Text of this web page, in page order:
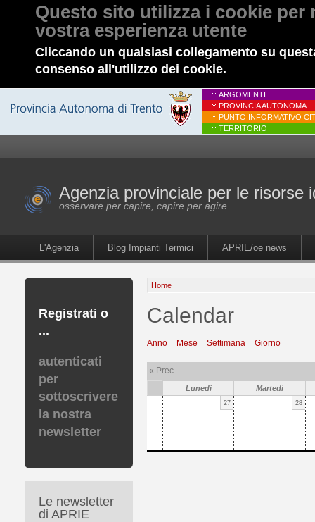
Questo sito utilizza i cookie per
vostra esperienza utente
Cliccando un qualsiasi collegamento su
consenso all'utilizzo dei cookie.
ARGOMENTI
PROVINCIA AUTONOMA
PUNTO INFORMATIVO
TERRITORIO
Agenzia provinciale per le risorse
osservare per capire, capire per agire
L'Agenzia Blog Impianti Termici APRIE/oe news
Registrati o
...
autenticati
per
sottoscrivere
la nostra
newsletter
Le newsletter
di APRIE
Home
Calendar
Anno Mese Settimana Giorno
« Prec
Lunedì Martedì
27 28